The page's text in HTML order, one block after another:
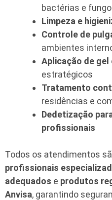
bactérias e
Limpeza e
Controle de
ambientes
Aplicação de gel
estratégicos
Tratamento
residências e
Dedetização
profissionais
Todos os atendimentos
profissionais
adequados e produtos
Anvisa, garantindo